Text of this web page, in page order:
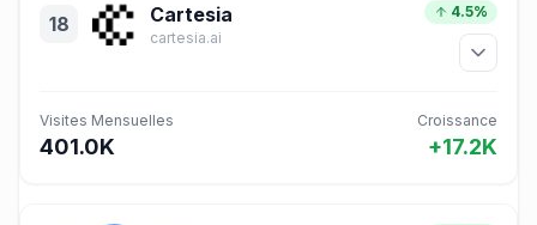
18 Cartesia
cartesia.ai
4.5%
Visites Mensuelles
401.0K
Croissance
+17.2K